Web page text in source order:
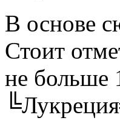
В основе
Стоит
не больше